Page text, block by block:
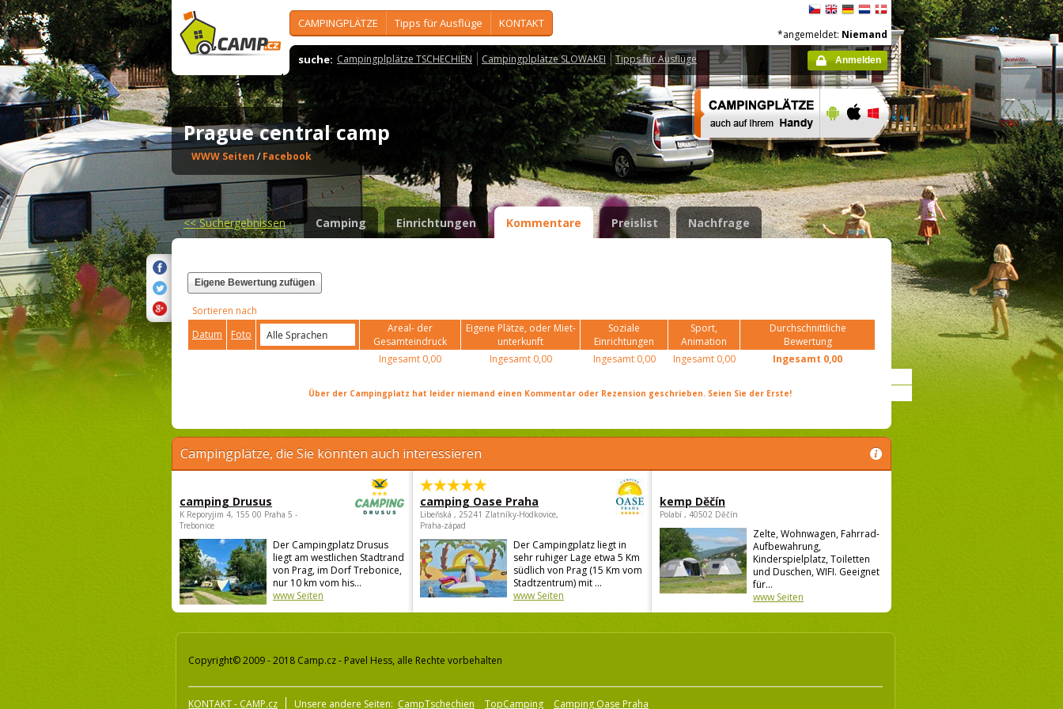
CAMPINGPLÄTZE Tipps für Ausflüge KONTAKT
suche: Campingplplätze TSCHECHIEN Campingplplätze SLOWAKEI Tipps für Ausflüge
*angemeldet: Niemand
Anmelden
Prague central camp
WWW Seiten / Facebook
<<Suchergebnissen Camping Einrichtungen Kommentare Preislist Nachfrage
Eigene Bewertung zufügen
Sortieren nach
Datum
Foto
Areal- der
Gesamteindruck
Eigene Plätze, oder Miet-
unterkunft
Soziale
Einrichtungen
Sport,
Animation
Durchschnittliche
Bewertung
Ingesamt 0,00 Ingesamt0,00 Ingesamt0,00 Ingesamt0,00 Ingesamt 0,00
Über der Campingplatz hat leider niemand einen Kommentar oder Rezension geschrieben. Seien Sie der Erste!
Campingplätze, die Sie könnten auch interessieren
camping Drusus
K Reporyjim 4, 155 00 Praha 5 -
Trebonice
Der Campingplatz Drusus
liegt am westlichen Stadtrand
von Prag, im Dorf Trebonice,
nur 10 km vom his...
www Seiten
camping Oase Praha
Libeňská , 25241 Zlatníky-Hodkovice,
Praha-západ
Der Campingplatz liegt in
sehr ruhiger Lage etwa 5 Km
südlich von Prag (15 Km vom
Stadtzentrum) mit ...
www Seiten
kemp Děčín
Polabí , 40502 Děčín
Zelte, Wohnwagen, Fahrrad-
Aufbewahrung,
Kinderspielplatz, Toiletten
und Duschen, WIFI. Geeignet
für...
www Seiten
Copyright© 2009 - 2018 Camp.cz - Pavel Hess, alle Rechte vorbehalten
KONTAKT - CAMP.cz Unsere andere Seiten: CampTschechien TopCamping Camping Oase Praha